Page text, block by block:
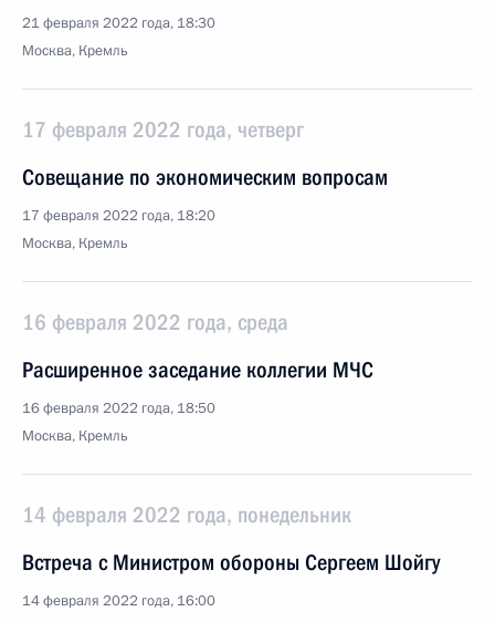
21 февраля 2022 года, 18:30
Москва, Кремль
17 февраля 2022 года, четверг
Совещание по экономическим вопросам
17 февраля 2022 года, 18:20
Москва, Кремль
16 февраля 2022 года, среда
Расширенное заседание коллегии МЧС
16 февраля 2022 года, 18:50
Москва, Кремль
14 февраля 2022 года, понедельник
Встреча с Министром обороны Сергеем Шойгу
14 февраля 2022 года, 16:00